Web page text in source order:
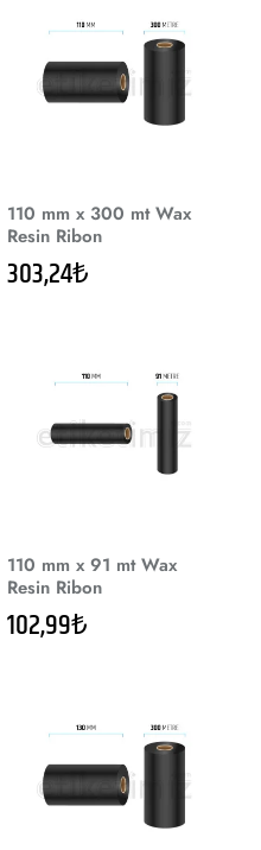
110 mm x 300 mt Wax
Resin Ribon
303,24₺
110 mm x 91 mt Wax
Resin Ribon
102,99₺